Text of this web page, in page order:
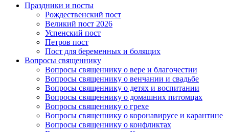
Праздники и посты
Рождественский пост
Великий пост 2026
Успенский пост
Петров пост
Пост для беременных и болящих
Вопросы священнику
Вопросы священнику о вере и благочестии
Вопросы священнику о венчании и свадьбе
Вопросы священнику о детях и воспитании
Вопросы священнику о домашних питомцах
Вопросы священнику о грехе
Вопросы священнику о коронавирусе и карантине
Вопросы священнику о конфликтах